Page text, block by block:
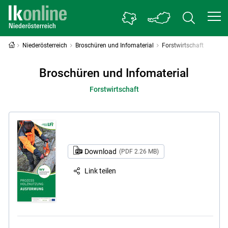
Niederösterreich Broschüren und Infomaterial Forstwirtschaft
Broschüren und Infomaterial
Forstwirtschaft
Download (PDF 2.26 MB)
Link teilen